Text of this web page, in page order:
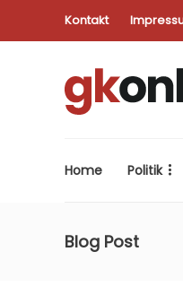
Kontakt
Home Politik
Blog Post